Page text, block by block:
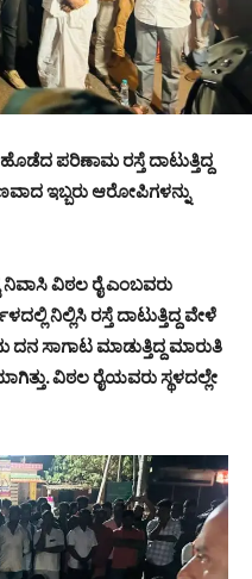
ಪರಿಣಾಮ ರಸ್ತೆ ದಾಟುತ್ತಿದ್ದ
ಇಬ್ಬರು ಆರೋಪಿಗಳನ್ನು
ನಿವಾಸಿ ವಿಠಲ ರೈ ಎಂಬವರು
ನಿಲ್ಲಿಸಿ ರಸ್ತೆ ದಾಟುತ್ತಿದ್ದ ವೇಳೆ
ಸಾಗಾಟ ಮಾಡುತ್ತಿದ್ದ ಮಾರುತಿ
ವಿಠಲ ರೈಯವರು ಸ್ಥಳದಲ್ಲೇ